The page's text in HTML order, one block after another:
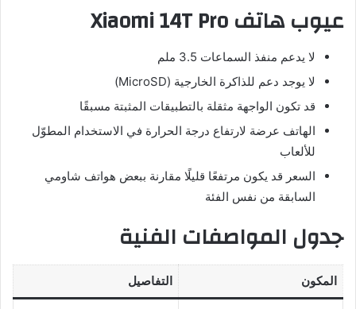
عيوب هاتف Xiaomi 14T Pro
لا يدعم منفذ السماعات 3.5 ملم
لا يوجد دعم للذاكرة الخارجية (MicroSD)
قد تكون الواجهة مثقلة بالتطبيقات المثبتة مسبقًا
الهاتف عرضة لارتفاع درجة الحرارة في الاستخدام المطوّل
للألعاب
السعر قد يكون مرتفعًا قليلًا مقارنة ببعض هواتف شاومي
السابقة من نفس الفئة
جدول المواصفات الفنية
المكون التفاصيل